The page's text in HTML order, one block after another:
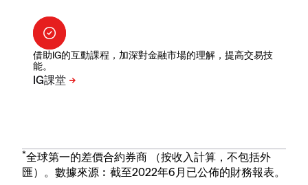
借助IG的互動課程，加深對金融市場的理解，提高交易技
能。
*全球第一的差價合約券商 （按收入計算，不包括外
匯）。數據來源︰截至2022年6月已公佈的財務報表。